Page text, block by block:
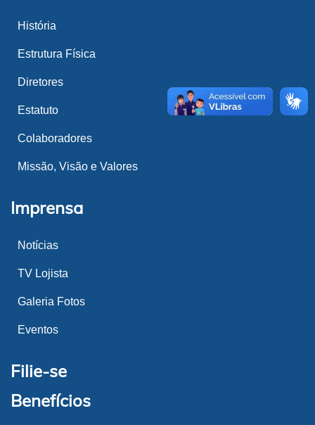
História
Estrutura Física
Diretores
Estatuto
Colaboradores
Missão, Visão e Valores
Imprensa
Notícias
TV Lojista
Galeria Fotos
Eventos
Filie-se
Benefícios